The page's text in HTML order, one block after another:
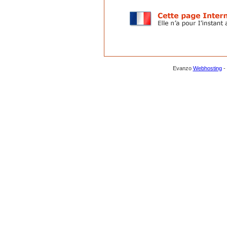
Evanzo Webhosting-